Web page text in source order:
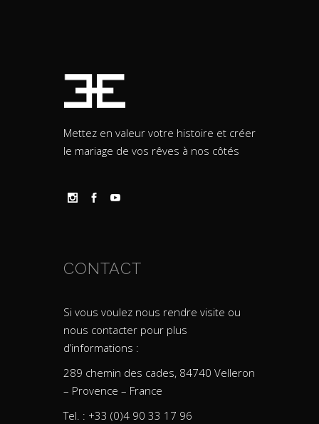
Mettez en valeur votre histoire et créer
le mariage de vos rêves à nos côtés
CONTACT
Si vous voulez nous rendre visite ou
nous contacter pour plus
d’informations :
289 chemin des cades, 84740 Velleron
– Provence – France
Tel. : +33 (0)4 90 33 17 96